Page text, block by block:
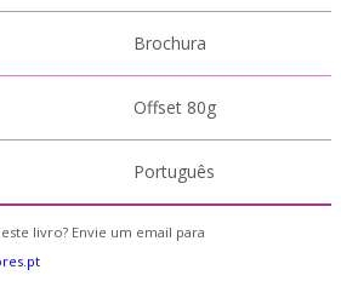
Brochura
Offset 80g
Português
livro? Envie um email para